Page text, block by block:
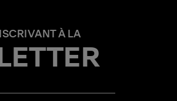
À LA